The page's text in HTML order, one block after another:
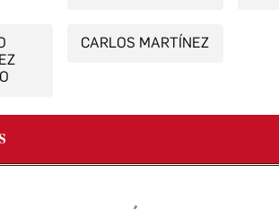
CARLOS MARTÍNEZ